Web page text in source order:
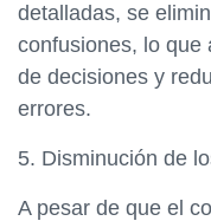
detalladas, se
confusiones, lo que
de decisiones y
errores.
5. Disminución de
A pesar de que el